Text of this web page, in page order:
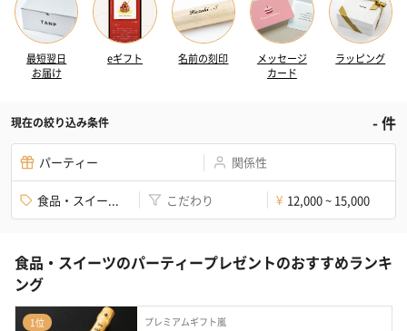
最短翌日
お届け
eギフト 名前の刻印
メッセージ
カード
ラッピング
現在の絞り込み条件 -件
パーティー 関係性
食品・スイー... こだわり ¥ 12,000 ~ 15,000
食品・スイーツのパーティープレゼントのおすすめランキ
ング
1位 プレミアムギフト嵐